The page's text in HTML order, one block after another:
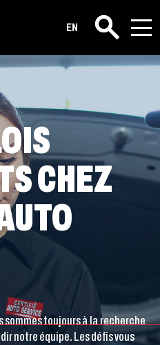
EN Rechercher
CHEZ
sommes toujours à la recherche
notre équipe. Les défis vous